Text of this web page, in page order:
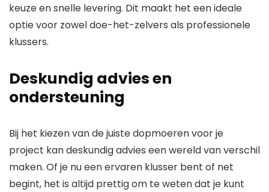
keuze en snelle levering. Dit maakt het een ideale
optie voor zowel doe-het-zelvers als professionele
klussers.
Deskundig advies en
ondersteuning
Bij het kiezen van de juiste dopmoeren voor je
project kan deskundig advies een wereld van verschil
maken. Of je nu een ervaren klusser bent of net
begint, het is altijd prettig om te weten dat je kunt